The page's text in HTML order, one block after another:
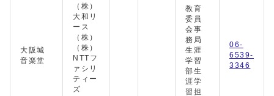
（株）
大和リ
ース
（株）
（株）
NTTフ
ァシリ
ティー
ズ
大阪城
音楽堂
教育
委員
会事
務局
生涯
学習
部生
涯学
習担
06-
6539-
3346